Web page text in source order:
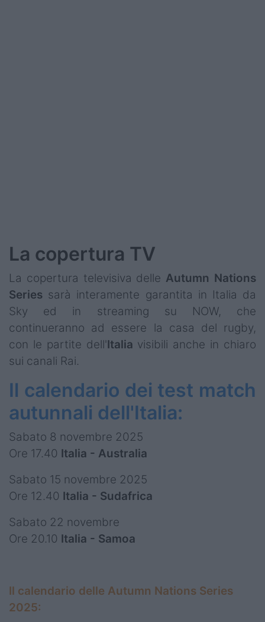
La copertura TV
La copertura televisiva delle Autumn Nations
Series sarà interamente garantita in Italia da
Sky ed in streaming su NOW, che
continueranno ad essere la casa del rugby,
con le partite dell'Italia visibili anche in chiaro
sui canali Rai.
Il calendario dei test match
autunnali dell'Italia:
Sabato 8 novembre 2025
Ore 17.40 Italia - Australia
Sabato 15 novembre 2025
Ore 12.40 Italia - Sudafrica
Sabato 22 novembre
Ore 20.10 Italia - Samoa
Il calendario delle Autumn Nations Series
2025: